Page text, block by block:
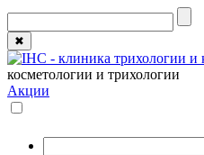
✖
косметологии и трихологии
Акции